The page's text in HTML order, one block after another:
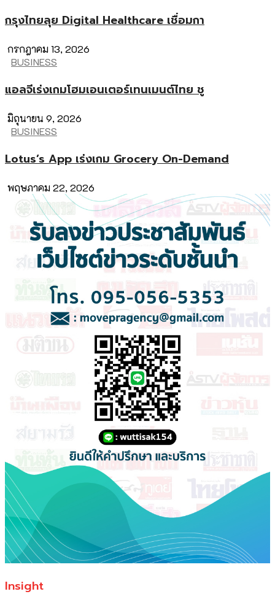
กรุงไทยลุย Digital Healthcare เชื่อมกา
กรกฎาคม 13, 2026
BUSINESS
แอลจีเร่งเกมโฮมเอนเตอร์เทนเมนต์ไทย ชู
มิถุนายน 9, 2026
BUSINESS
Lotus’s App เร่งเกม Grocery On-Demand
พฤษภาคม 22, 2026
Insight